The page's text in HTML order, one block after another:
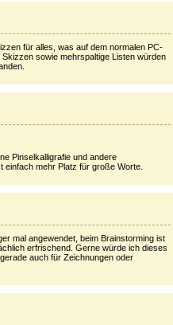
für alles, was auf dem normalen PC-
sowie mehrspaltige Listen würden
Pinselkalligrafie und andere
einfach mehr Platz für große Worte.
mal angewendet, beim Brainstorming ist
erfrischend. Gerne würde ich dieses
auch für Zeichnungen oder